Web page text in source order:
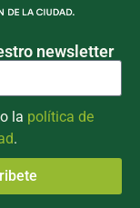
newsletter
la política de
.